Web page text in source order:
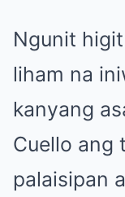
Ngunit
liham na
kanyang
Cuello ang
palaisipan